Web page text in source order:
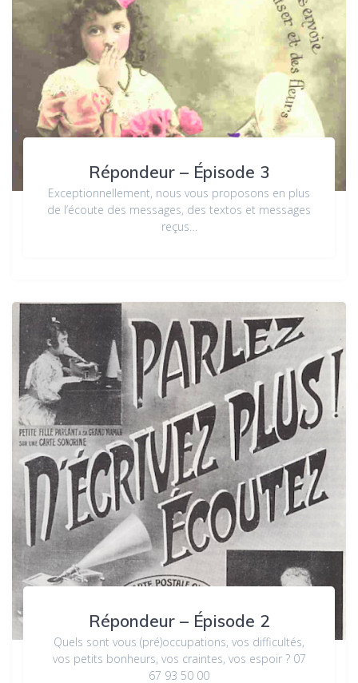
Répondeur – Épisode 3
Exceptionnellement, nous vous proposons en plus
de l’écoute des messages, des textos et messages
reçus…
Répondeur – Épisode 2
Quels sont vous (pré)occupations, vos difficultés,
vos petits bonheurs, vos craintes, vos espoir ? 07
67 93 50 00